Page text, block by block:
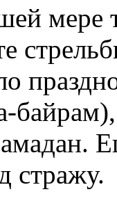
мере
стражу.